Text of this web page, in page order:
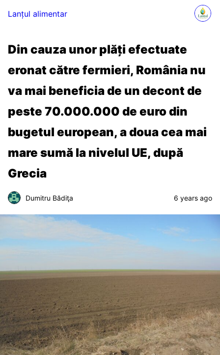
Lanțul alimentar
Din cauza unor plăți efectuate
eronat către fermieri, România nu
va mai beneficia de un decont de
peste 70.000.000 de euro din
bugetul european, a doua cea mai
mare sumă la nivelul UE, după
Grecia
Dumitru Bădiţa 6 years ago